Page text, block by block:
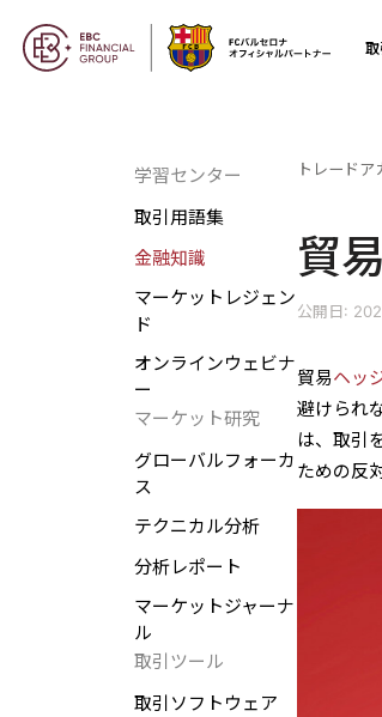
取
学習センター
取引用語集
金融知識
マーケットレジェン
ド
オンラインウェビナ
ー
マーケット研究
グローバルフォーカ
ス
テクニカル分析
分析レポート
マーケットジャーナ
ル
取引ツール
取引ソフトウェア
トレードア
貿
公開日:
貿易ヘッ
避けられ
は、取引
ための反